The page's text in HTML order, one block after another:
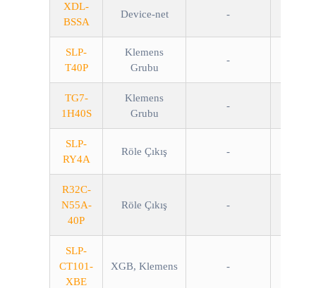
XDL-
BSSA
Device-net -
SLP-
T40P
Klemens
Grubu
-
TG7-
1H40S
Klemens
Grubu
-
SLP-
RY4A
Röle Çıkış -
R32C-
N55A-
40P
Röle Çıkış -
SLP-
CT101-
XBE
XGB, Klemens -